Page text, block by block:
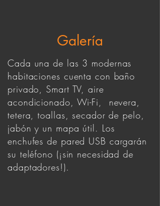
Galería
Cada una de las 3 modernas
habitaciones cuenta con baño
privado, Smart TV, aire
acondicionado, Wi-Fi, nevera,
tetera, toallas, secador de pelo,
jabón y un mapa útil. Los
enchufes de pared USB cargarán
su teléfono (¡sin necesidad de
adaptadores!).